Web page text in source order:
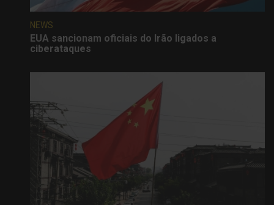
NEWS
EUA sancionam oficiais do Irão ligados a
ciberataques